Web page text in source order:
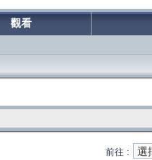
觀看
前往 :